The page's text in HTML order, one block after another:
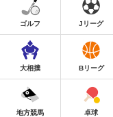
ゴルフ Jリーグ
大相撲 Bリーグ
地方競馬 卓球